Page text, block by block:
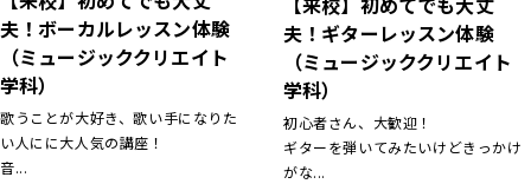
夫！ボーカルレッスン体験
（ミュージッククリエイト
学科）
歌うことが大好き、歌い手になりた
い人にに大人気の講座！
音...
夫！ギターレッスン体験
（ミュージッククリエイト
学科）
初心者さん、大歓迎！
ギターを弾いてみたいけどきっかけ
がな...